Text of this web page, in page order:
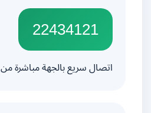
22434121
اتصال سريع بالجهة مباشرة من